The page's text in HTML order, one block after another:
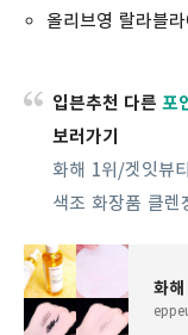
올리브영 랄라블
입븐추천 다른 포
보러가기
화해 1위/겟잇뷰
색조 화장품 클렌